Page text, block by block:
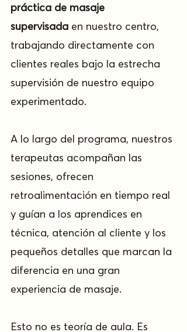
práctica de masaje
supervisada en nuestro centro,
trabajando directamente con
clientes reales bajo la estrecha
supervisión de nuestro equipo
experimentado.
A lo largo del programa, nuestros
terapeutas acompañan las
sesiones, ofrecen
retroalimentación en tiempo real
y guían a los aprendices en
técnica, atención al cliente y los
pequeños detalles que marcan la
diferencia en una gran
experiencia de masaje.
Esto no es teoría de aula. Es